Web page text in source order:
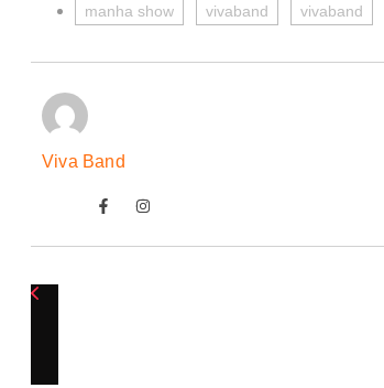
manha show vivaband vivaband
Viva Band